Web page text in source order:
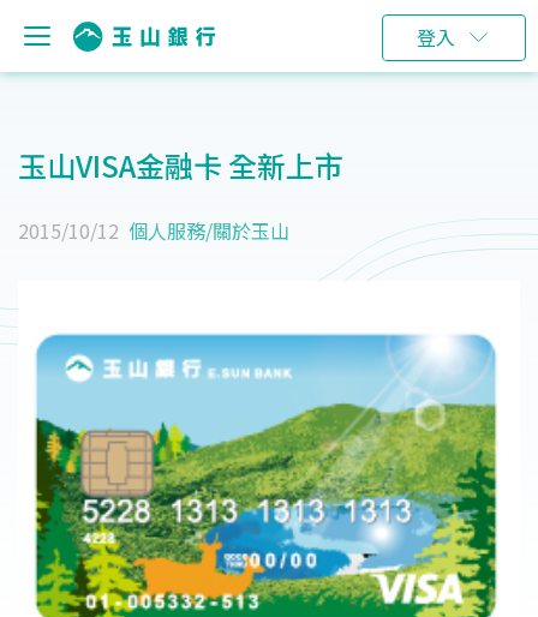
登入
玉山VISA金融卡 全新上市
2015/10/12 個人服務/關於玉山